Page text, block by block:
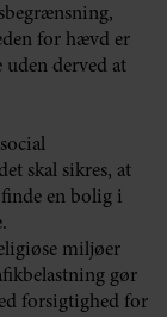
for hævd er
derved at
skal sikres, at
en bolig i
miljøer
gør
forsigtighed for